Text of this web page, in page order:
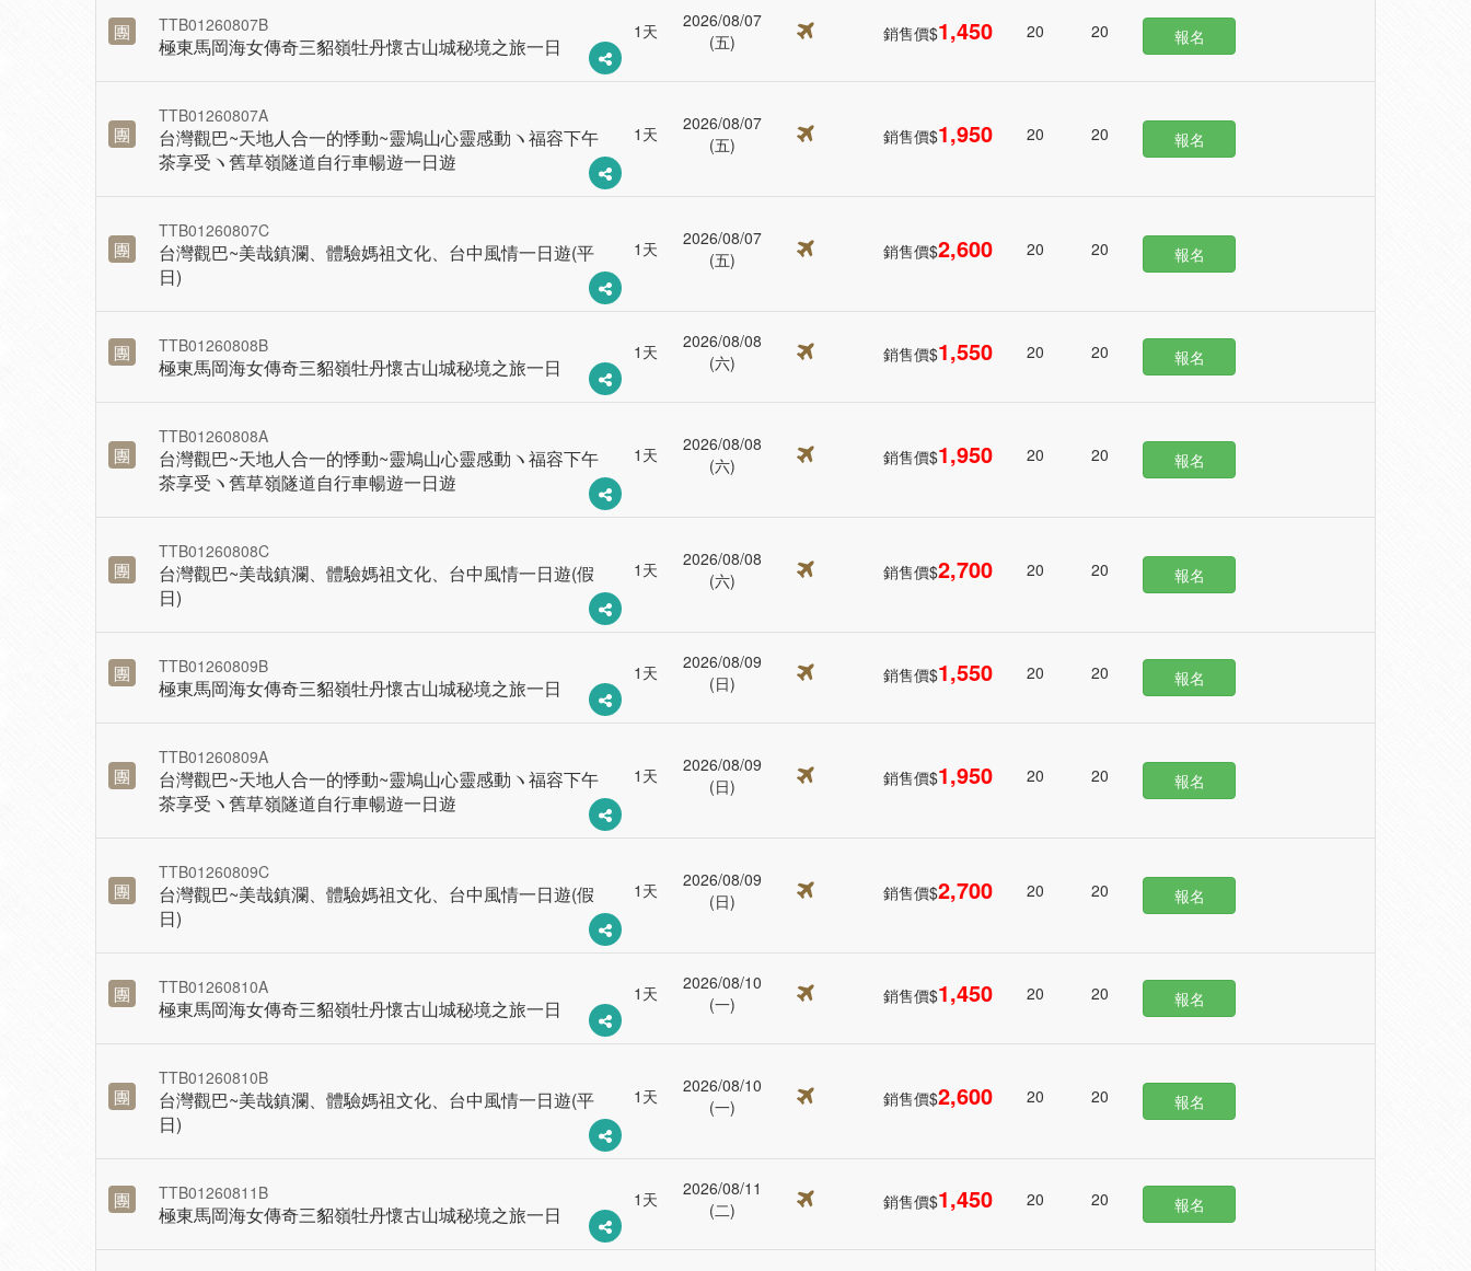
團 TTB01260807B
極東馬岡海女傳奇三貂嶺牡丹懷古山城秘境之旅一日
1天
2026/08/07
(五)
銷售價$1,450 20 20 報名
團
TTB01260807A
台灣觀巴~天地人合一的悸動~靈鳩山心靈感動ヽ福容下午
茶享受ヽ舊草嶺隧道自行車暢遊一日遊
1天
2026/08/07
(五)
銷售價$1,950 20 20 報名
團
TTB01260807C
台灣觀巴~美哉鎮瀾、體驗媽祖文化、台中風情一日遊(平
日)
1天
2026/08/07
(五)
銷售價$2,600 20 20 報名
團 TTB01260808B
極東馬岡海女傳奇三貂嶺牡丹懷古山城秘境之旅一日
1天
2026/08/08
(六)
銷售價$1,550 20 20 報名
團
TTB01260808A
台灣觀巴~天地人合一的悸動~靈鳩山心靈感動ヽ福容下午
茶享受ヽ舊草嶺隧道自行車暢遊一日遊
1天
2026/08/08
(六)
銷售價$1,950 20 20 報名
團
TTB01260808C
台灣觀巴~美哉鎮瀾、體驗媽祖文化、台中風情一日遊(假
日)
1天
2026/08/08
(六)
銷售價$2,700 20 20 報名
團 TTB01260809B
極東馬岡海女傳奇三貂嶺牡丹懷古山城秘境之旅一日
1天
2026/08/09
(日)
銷售價$1,550 20 20 報名
團
TTB01260809A
台灣觀巴~天地人合一的悸動~靈鳩山心靈感動ヽ福容下午
茶享受ヽ舊草嶺隧道自行車暢遊一日遊
1天
2026/08/09
(日)
銷售價$1,950 20 20 報名
團
TTB01260809C
台灣觀巴~美哉鎮瀾、體驗媽祖文化、台中風情一日遊(假
日)
1天
2026/08/09
(日)
銷售價$2,700 20 20 報名
團 TTB01260810A
極東馬岡海女傳奇三貂嶺牡丹懷古山城秘境之旅一日
1天
2026/08/10
(一)
銷售價$1,450 20 20 報名
團
TTB01260810B
台灣觀巴~美哉鎮瀾、體驗媽祖文化、台中風情一日遊(平
日)
1天
2026/08/10
(一)
銷售價$2,600 20 20 報名
團 TTB01260811B
極東馬岡海女傳奇三貂嶺牡丹懷古山城秘境之旅一日
1天
2026/08/11
(二)
銷售價$1,450 20 20 報名